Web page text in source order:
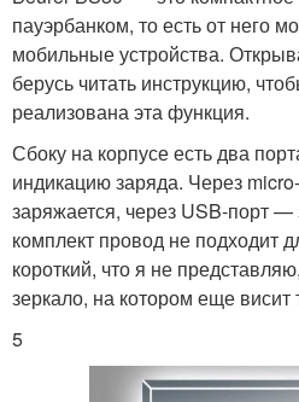
пауэрбанком, то есть от него
мобильные устройства.
берусь читать инструкцию,
реализована эта функция.
Сбоку на корпусе есть два
индикацию заряда. Через
заряжается, через USB-порт
комплект провод не подходит
короткий, что я не
зеркало, на котором еще висит
5